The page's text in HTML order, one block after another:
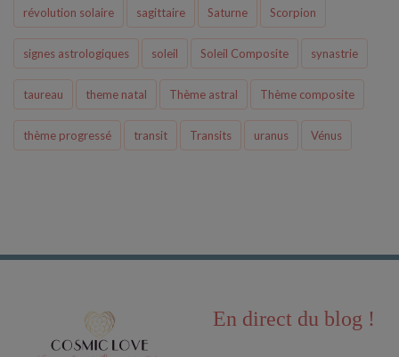
révolution solaire sagittaire Saturne Scorpion
signes astrologiques soleil Soleil Composite synastrie
taureau theme natal Thème astral Thème composite
thème progressé transit Transits uranus Vénus
En direct du blog !